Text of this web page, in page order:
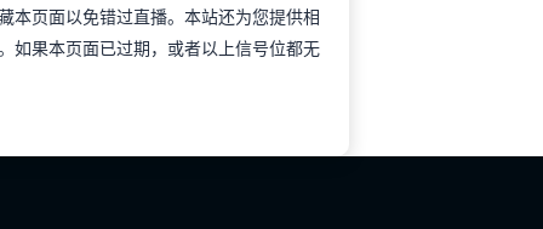
本页面以免错过直播。本站还为您提供相
如果本页面已过期，或者以上信号位都无